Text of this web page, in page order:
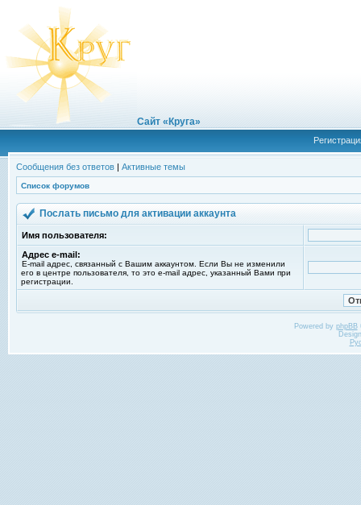
Сайт «Круга»
Сообщения без ответов | Активные темы
Список форумов
Послать письмо для активации аккаунта
Имя пользователя:
Адрес e-mail:
E-mail адрес, связанный с Вашим аккаунтом. Если Вы не изменили
его в центре пользователя, то это e-mail адрес, указанный Вами при
регистрации.
Powered by phpBB